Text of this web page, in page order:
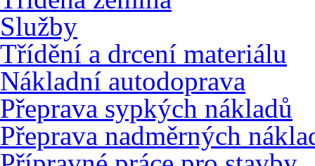
Služby
Třídění a drcení materiálu
Nákladní autodoprava
Přeprava sypkých nákladů
Přeprava nadměrných